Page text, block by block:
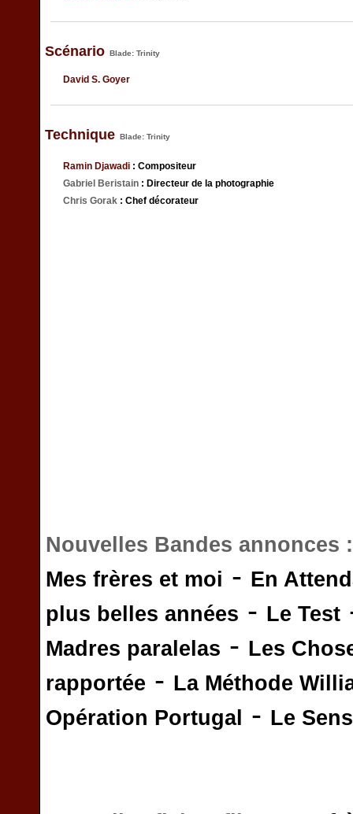
Scénario Blade: Trinity
David S. Goyer
Technique Blade: Trinity
Ramin Djawadi : Compositeur
Gabriel Beristain : Directeur de la photographie
Chris Gorak : Chef décorateur
Nouvelles Bandes annonces
Mes frères et moi - En
plus belles années - Le Test
Madres paralelas - Les
rapportée - La Méthode
Opération Portugal
- Le